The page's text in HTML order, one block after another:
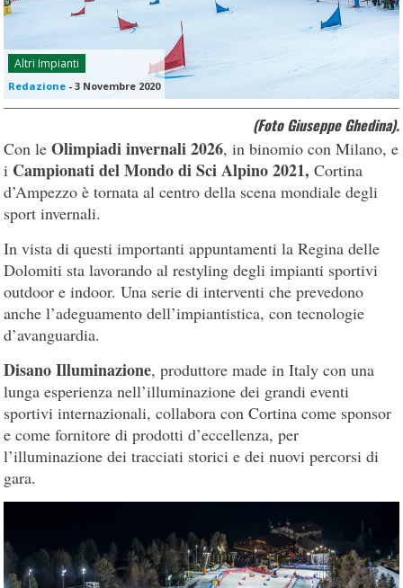
Altri Impianti
Redazione -3 Novembre 2020
(Foto Giuseppe Ghedina).
Con leOlimpiadi invernali 2026, in binomio con Milano, e
i Campionati del Mondo di Sci Alpino 2021, Cortina
d’Ampezzo è tornata al centro della scena mondiale degli
sport invernali.
In vista di questi importanti appuntamenti la Regina delle
Dolomiti sta lavorando al restyling degli impianti sportivi
outdoor e indoor. Una serie di interventi che prevedono
anche l’adeguamento dell’impiantistica, con tecnologie
d’avanguardia.
Disano Illuminazione, produttore made in Italy con una
lunga esperienza nell’illuminazione dei grandi eventi
sportivi internazionali, collabora con Cortina come sponsor
e come fornitore di prodotti d’eccellenza, per
l’illuminazione dei tracciati storici e dei nuovi percorsi di
gara.